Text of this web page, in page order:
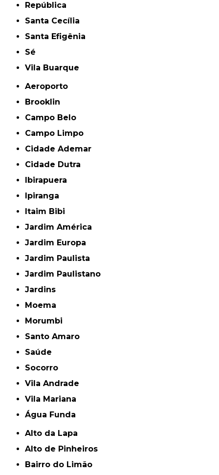
República
Santa Cecília
Santa Efigênia
Sé
Vila Buarque
Aeroporto
Brooklin
Campo Belo
Campo Limpo
Cidade Ademar
Cidade Dutra
Ibirapuera
Ipiranga
Itaim Bibi
Jardim América
Jardim Europa
Jardim Paulista
Jardim Paulistano
Jardins
Moema
Morumbi
Santo Amaro
Saúde
Socorro
Vila Andrade
Vila Mariana
Água Funda
Alto da Lapa
Alto de Pinheiros
Bairro do Limão